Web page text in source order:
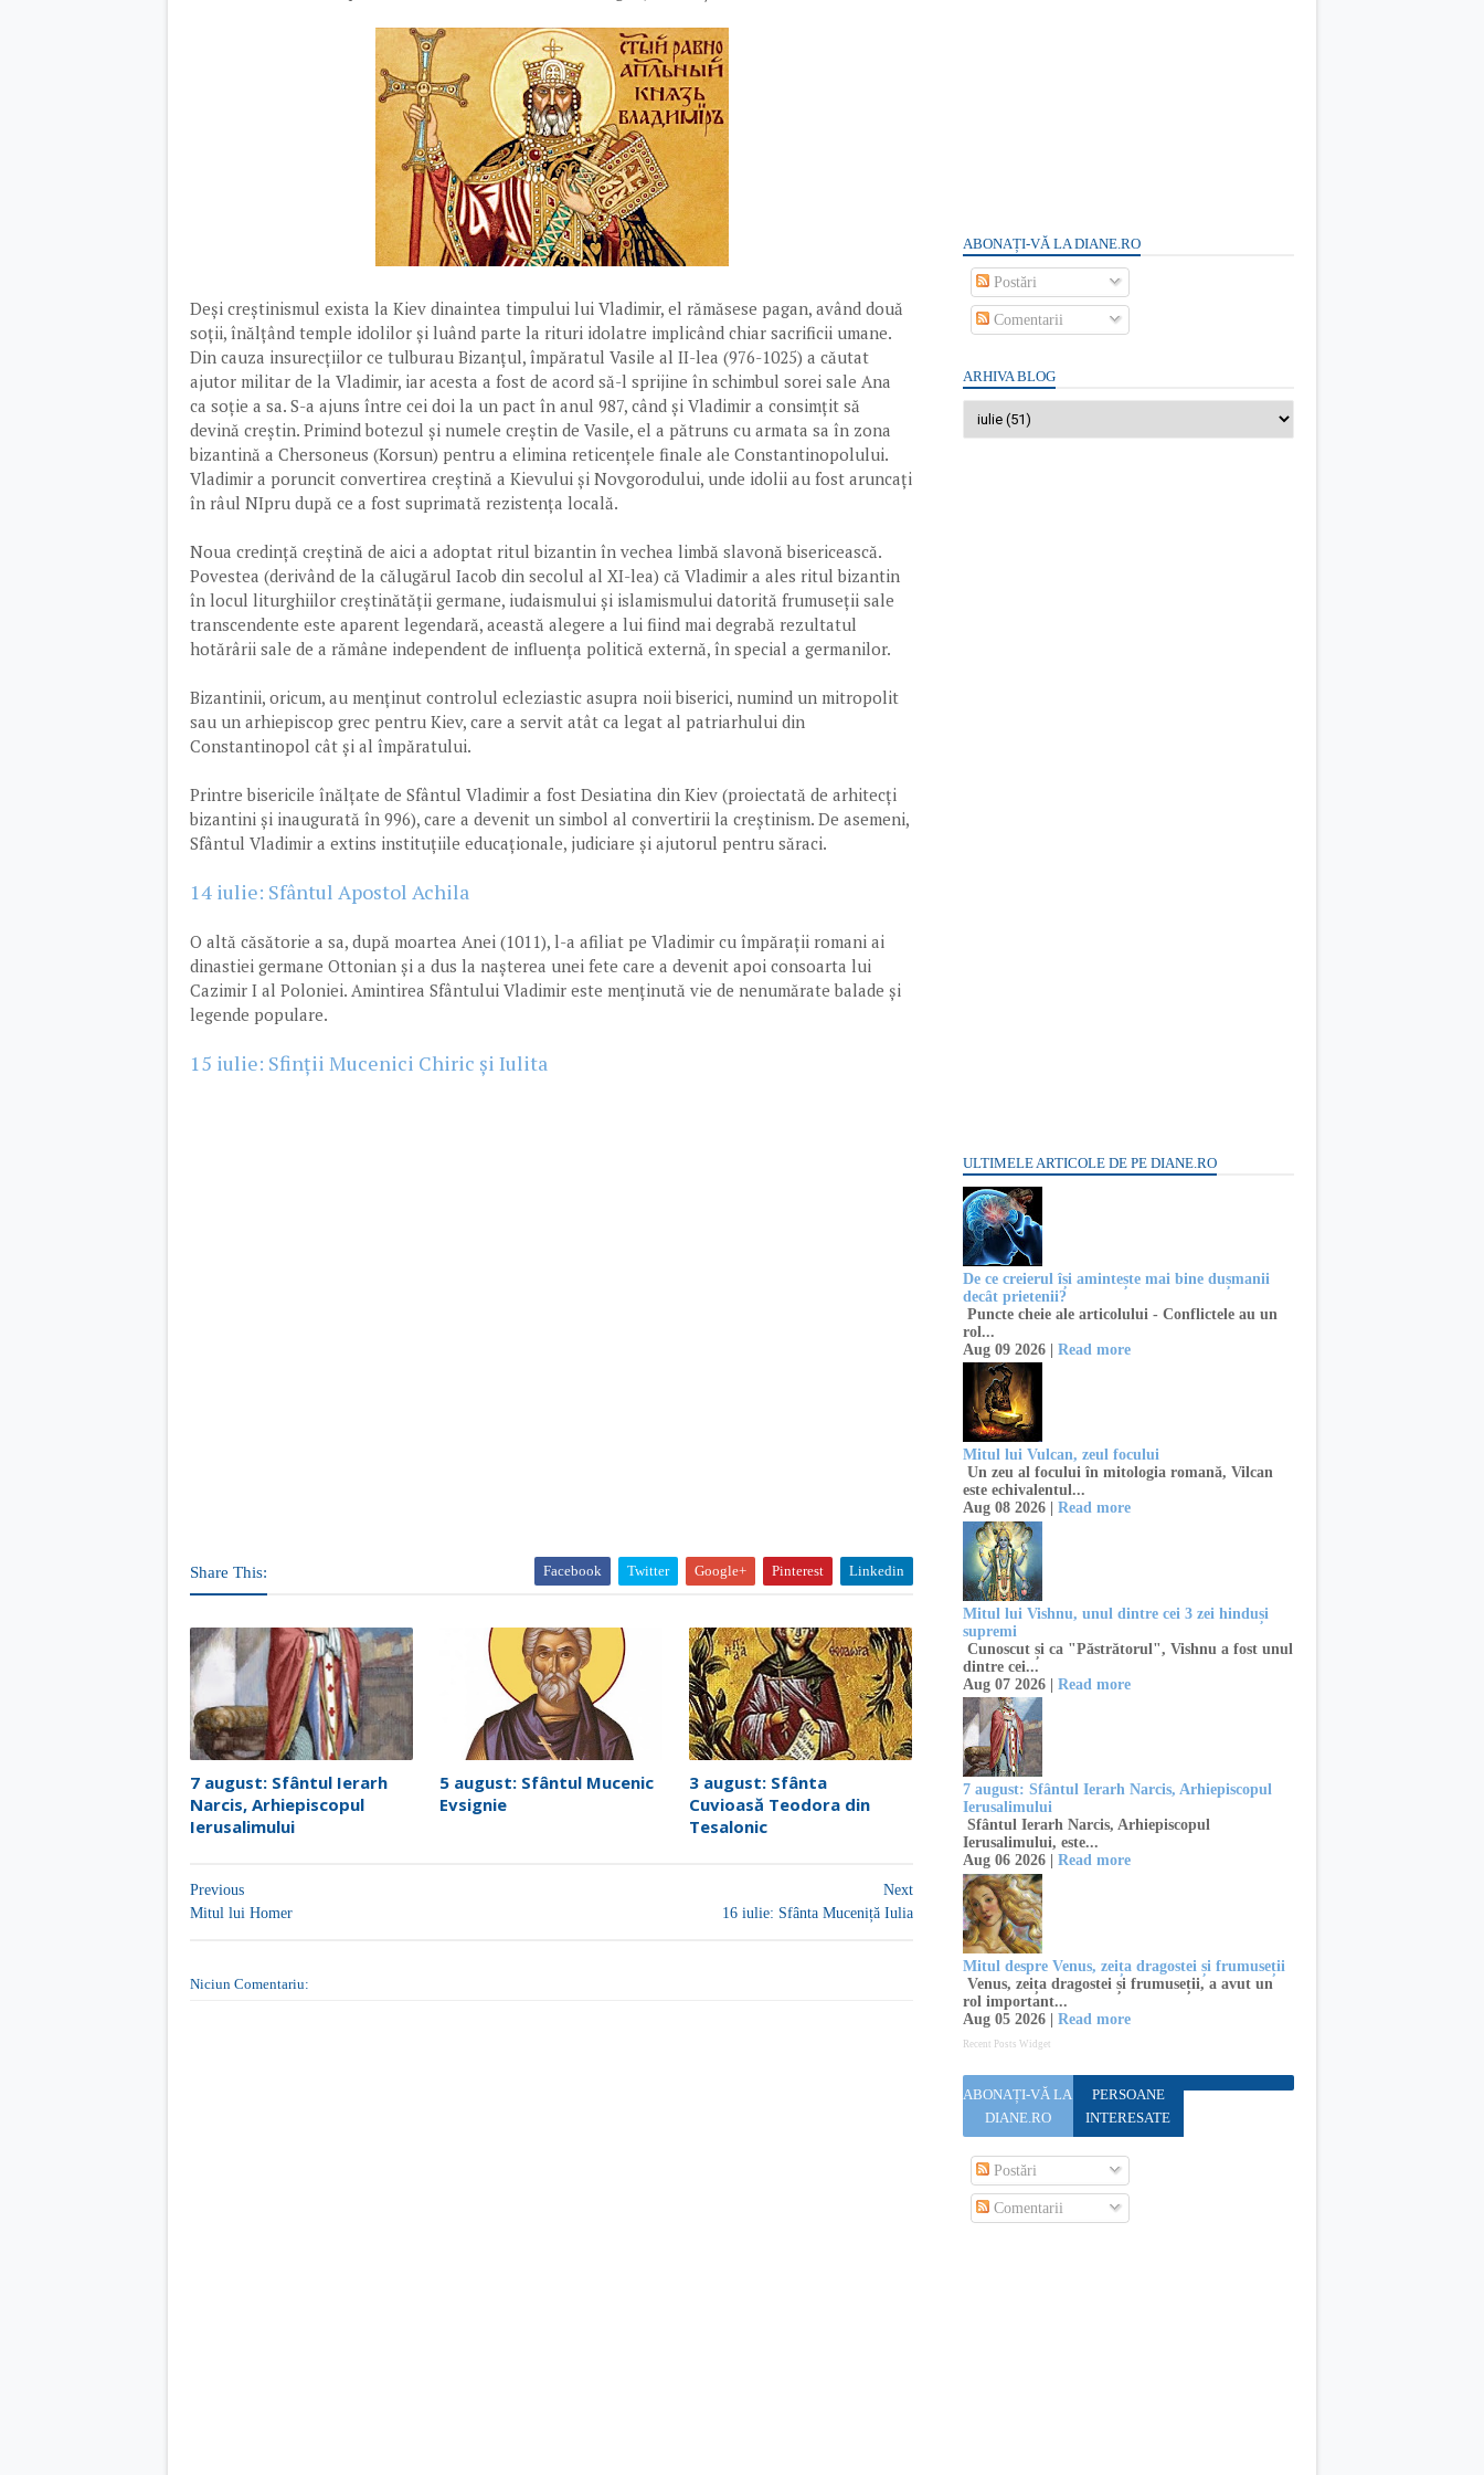
Deși creștinismul exista la Kiev dinaintea timpului lui Vladimir, el rămăsese pagan, având două
soții, înălțând temple idolilor și luând parte la rituri idolatre implicând chiar sacrificii umane.
Din cauza insurecțiilor ce tulburau Bizanțul, împăratul Vasile al II-lea (976-1025) a căutat
ajutor militar de la Vladimir, iar acesta a fost de acord să-l sprijine în schimbul sorei sale Ana
ca soție a sa. S-a ajuns între cei doi la un pact în anul 987, când și Vladimir a consimțit să
devină creștin. Primind botezul și numele creștin de Vasile, el a pătruns cu armata sa în zona
bizantină a Chersoneus (Korsun) pentru a elimina reticențele finale ale Constantinopolului.
Vladimir a poruncit convertirea creștină a Kievului și Novgorodului, unde idolii au fost aruncați
în râul NIpru după ce a fost suprimată rezistența locală.
Noua credință creștină de aici a adoptat ritul bizantin în vechea limbă slavonă bisericească.
Povestea (derivând de la călugărul Iacob din secolul al XI-lea) că Vladimir a ales ritul bizantin
în locul liturghiilor creștinătății germane, iudaismului și islamismului datorită frumuseții sale
transcendente este aparent legendară, această alegere a lui fiind mai degrabă rezultatul
hotărârii sale de a rămâne independent de influența politică externă, în special a germanilor.
Bizantinii, oricum, au menținut controlul ecleziastic asupra noii biserici, numind un mitropolit
sau un arhiepiscop grec pentru Kiev, care a servit atât ca legat al patriarhului din
Constantinopol cât și al împăratului.
Printre bisericile înălțate de Sfântul Vladimir a fost Desiatina din Kiev (proiectată de arhitecți
bizantini și inaugurată în 996), care a devenit un simbol al convertirii la creștinism. De asemeni,
Sfântul Vladimir a extins instituțiile educaționale, judiciare și ajutorul pentru săraci.
14 iulie: Sfântul Apostol Achila
O altă căsătorie a sa, după moartea Anei (1011), l-a afiliat pe Vladimir cu împărații romani ai
dinastiei germane Ottonian și a dus la nașterea unei fete care a devenit apoi consoarta lui
Cazimir I al Poloniei. Amintirea Sfântului Vladimir este menținută vie de nenumărate balade și
legende populare.
15 iulie: Sfinții Mucenici Chiric și Iulita
Share This: Facebook Twitter Google+ Pinterest Linkedin
7 august: Sfântul Ierarh
Narcis, Arhiepiscopul
Ierusalimului
5 august: Sfântul Mucenic
Evsignie
3 august: Sfânta
Cuvioasă Teodora din
Tesalonic
Next
16 iulie: Sfânta Muceniță Iulia
Previous
Mitul lui Homer
Niciun Comentariu:
ABONAȚI-VĂ LA DIANE.RO
Postări
Comentarii
ARHIVA BLOG
ULTIMELE ARTICOLE DE PE DIANE.RO
De ce creierul își amintește mai bine dușmanii
decât prietenii?
Puncte cheie ale articolului - Conflictele au un
rol...
Aug 09 2026 | Read more
Mitul lui Vulcan, zeul focului
Un zeu al focului în mitologia romană, Vilcan
este echivalentul...
Aug 08 2026 | Read more
Mitul lui Vishnu, unul dintre cei 3 zei hinduși
supremi
Cunoscut și ca "Păstrătorul", Vishnu a fost unul
dintre cei...
Aug 07 2026 | Read more
7 august: Sfântul Ierarh Narcis, Arhiepiscopul
Ierusalimului
Sfântul Ierarh Narcis, Arhiepiscopul
Ierusalimului, este...
Aug 06 2026 | Read more
Mitul despre Venus, zeița dragostei și frumuseții
Venus, zeița dragostei și frumuseții, a avut un
rol important...
Aug 05 2026 | Read more
Recent Posts Widget
ABONAȚI-VĂ LA
DIANE.RO
PERSOANE
INTERESATE
Postări
Comentarii